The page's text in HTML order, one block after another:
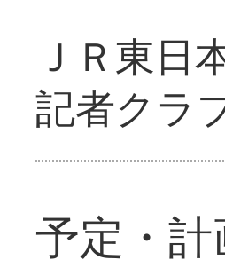
ＪＲ東
記者クラ
予定・